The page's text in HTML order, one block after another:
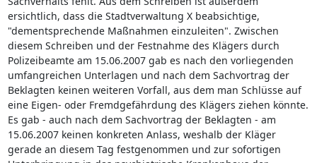
ersichtlich, dass die Stadtverwaltung X beabsichtige,
"dementsprechende Maßnahmen einzuleiten". Zwischen
diesem Schreiben und der Festnahme des Klägers durch
Polizeibeamte am 15.06.2007 gab es nach den vorliegenden
umfangreichen Unterlagen und nach dem Sachvortrag der
Beklagten keinen weiteren Vorfall, aus dem man Schlüsse auf
eine Eigen- oder Fremdgefährdung des Klägers ziehen könnte.
Es gab - auch nach dem Sachvortrag der Beklagten - am
15.06.2007 keinen konkreten Anlass, weshalb der Kläger
gerade an diesem Tag festgenommen und zur sofortigen